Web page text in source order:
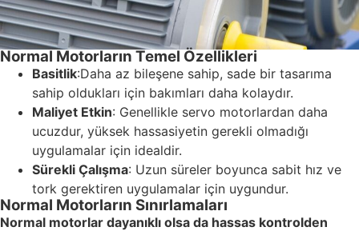
Normal Motorların Temel Özellikleri
Basitlik:Daha az bileşene sahip, sade bir tasarıma
sahip oldukları için bakımları daha kolaydır.
Maliyet Etkin: Genellikle servo motorlardan daha
ucuzdur, yüksek hassasiyetin gerekli olmadığı
uygulamalar için idealdir.
Sürekli Çalışma: Uzun süreler boyunca sabit hız ve
tork gerektiren uygulamalar için uygundur.
Normal Motorların Sınırlamaları
Normal motorlar dayanıklı olsa da hassas kontrolden